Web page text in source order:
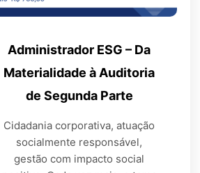
Administrador ESG – Da
Materialidade à Auditoria
de Segunda Parte
Cidadania corporativa, atuação
socialmente responsável,
gestão com impacto social